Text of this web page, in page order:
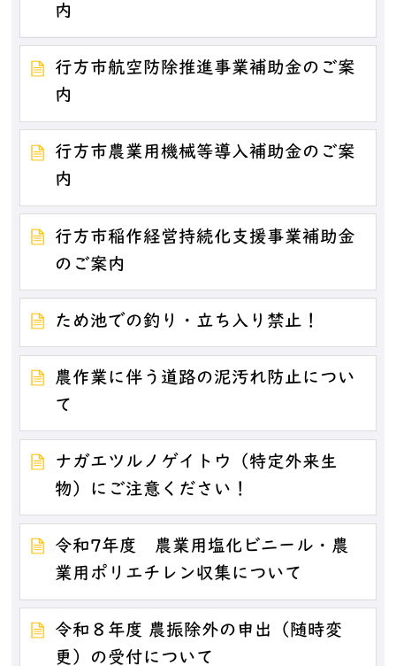
内
行方市航空防除推進事業補助金のご案
内
行方市農業用機械等導入補助金のご案
内
行方市稲作経営持続化支援事業補助金
のご案内
ため池での釣り・立ち入り禁止！
農作業に伴う道路の泥汚れ防止につい
て
ナガエツルノゲイトウ（特定外来生
物）にご注意ください！
令和7年度 農業用塩化ビニール・農
業用ポリエチレン収集について
令和８年度 農振除外の申出（随時変
更）の受付について